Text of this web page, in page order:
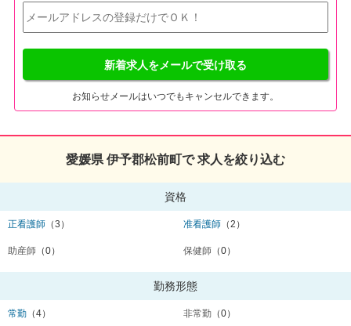
新着求人をメールで受け取る
お知らせメールはいつでもキャンセルできます。
愛媛県 伊予郡松前町で 求人を絞り込む
資格
正看護師 （3） 准看護師 （2）
助産師 （0） 保健師 （0）
勤務形態
常勤 （4） 非常勤 （0）